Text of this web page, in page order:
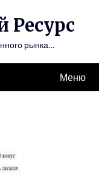
рынка…
Меню